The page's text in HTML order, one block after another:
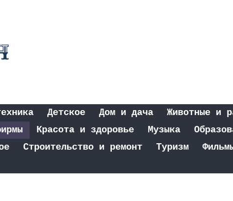
Детское Дом и дача Животные и
Красота и здоровье Музыка
Строительство и ремонт Туризм